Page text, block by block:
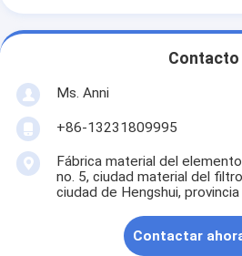
Contacto
Ms. Anni
+86-13231809995
Fábrica material del
no. 5, ciudad material del
ciudad de Hengshui,
Contactar